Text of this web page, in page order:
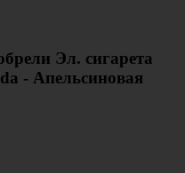
Эл. сигарета
- Апельсиновая